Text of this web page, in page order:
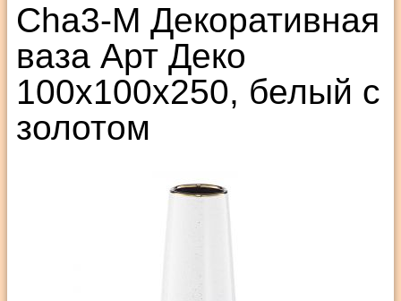
Cha3-M Декоративная
ваза Арт Деко
100х100х250, белый с
золотом